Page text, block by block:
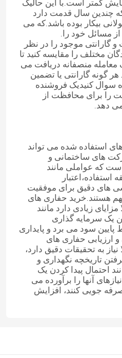
شده
کمتر است.با این حالیک
چندین سال قدمت دارد
بیکار بوده باشد.که می
مسائل خود را.
گارانتی موجود را در نظر
مختلف را مقایسه کنید تا
معامله منصفانه دریافت می
هر گونه گارانتی یا تضمین
سوال کنیدیک فروشنده
را برای محافظت از
دهد.
استفاده شده می تواند
های ساختمانی و
است که عواملی مانند
های دقیق برای موفقیت
هستند.خرید حفاری های
زیادی دارد مانند
یک سرمایه گذاری
سود می برد و پایداری
و ارزیابی حفاری های
نیاز به تحقیقات دقیق دارد،
تاریخچه نگهداری و
احتمال پیدا کردن یک
آنها را برآورده می
جویی کنند، افزایش